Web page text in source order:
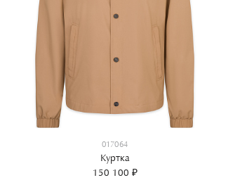
017064
Куртка
150 100 ₽